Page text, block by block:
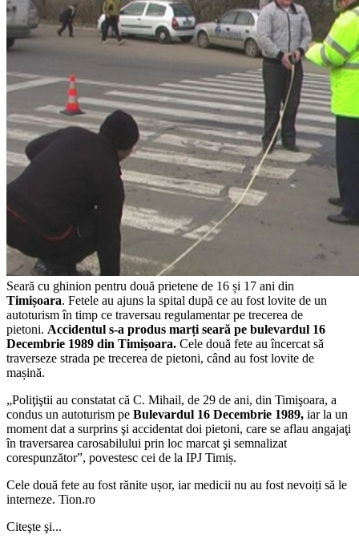
Seară cu ghinion pentru două prietene de 16 și 17 ani din
Timișoara. Fetele au ajuns la spital după ce au fost lovite de un
autoturism în timp ce traversau regulamentar pe trecerea de
pietoni. Accidentul s-a produs marți seară pe bulevardul 16
Decembrie 1989 din Timișoara. Cele două fete au încercat să
traverseze strada pe trecerea de pietoni, când au fost lovite de
mașină.
„Poliţiştii au constatat că C. Mihail, de 29 de ani, din Timişoara, a
condus un autoturism pe Bulevardul 16 Decembrie 1989, iar la un
moment dat a surprins şi accidentat doi pietoni, care se aflau angajaţi
în traversarea carosabilului prin loc marcat şi semnalizat
corespunzător”, povestesc cei de la IPJ Timiș.
Cele două fete au fost rănite ușor, iar medicii nu au fost nevoiți să le
interneze. Tion.ro
Citeşte şi...